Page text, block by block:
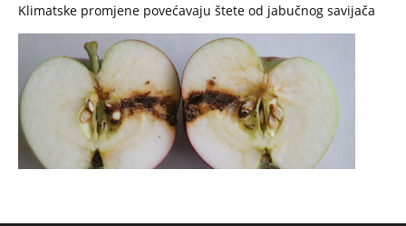
Klimatske promjene povećavaju štete od jabučnog savijača